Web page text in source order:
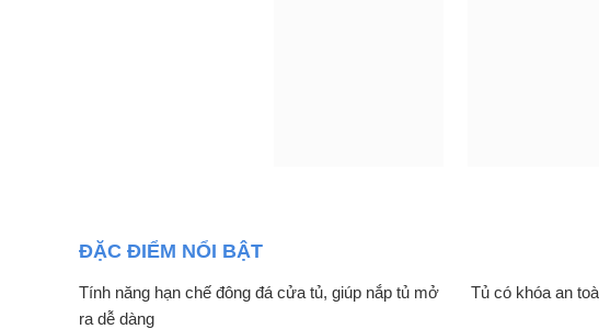
ĐẶC ĐIỂM NỔI BẬT
Tính năng hạn chế đông đá cửa tủ, giúp nắp tủ mở
ra dễ dàng
Tủ có khóa an